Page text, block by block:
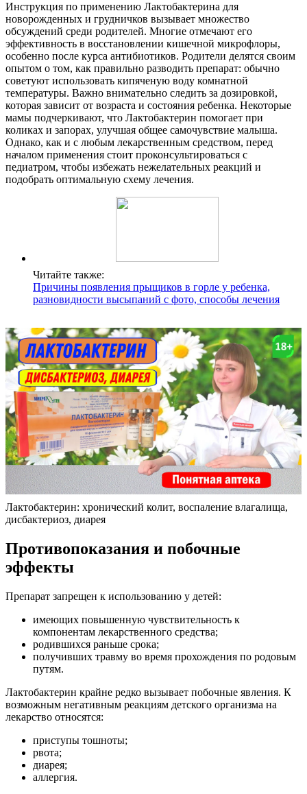
Инструкция по применению Лактобактерина для
новорожденных и грудничков вызывает множество
обсуждений среди родителей. Многие отмечают его
эффективность в восстановлении кишечной микрофлоры,
особенно после курса антибиотиков. Родители делятся своим
опытом о том, как правильно разводить препарат: обычно
советуют использовать кипяченую воду комнатной
температуры. Важно внимательно следить за дозировкой,
которая зависит от возраста и состояния ребенка. Некоторые
мамы подчеркивают, что Лактобактерин помогает при
коликах и запорах, улучшая общее самочувствие малыша.
Однако, как и с любым лекарственным средством, перед
началом применения стоит проконсультироваться с
педиатром, чтобы избежать нежелательных реакций и
подобрать оптимальную схему лечения.
Читайте также:
Причины появления прыщиков в горле у ребенка,
разновидности высыпаний с фото, способы лечения
Лактобактерин: хронический колит, воспаление влагалища,
дисбактериоз, диарея
Противопоказания и побочные
эффекты
Препарат запрещен к использованию у детей:
имеющих повышенную чувствительность к
компонентам лекарственного средства;
родившихся раньше срока;
получивших травму во время прохождения по родовым
путям.
Лактобактерин крайне редко вызывает побочные явления. К
возможным негативным реакциям детского организма на
лекарство относятся:
приступы тошноты;
рвота;
диарея;
аллергия.